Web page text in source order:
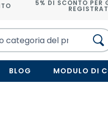
5% DI SCONTO PER
BLOG MODULO DI